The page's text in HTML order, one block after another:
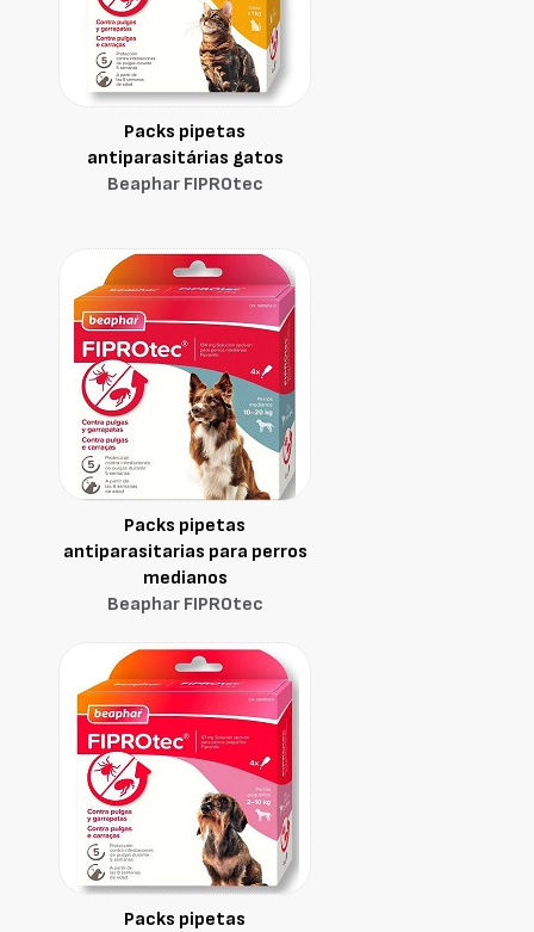
Packs pipetas
antiparasitárias gatos
Beaphar FIPROtec
Packs pipetas
antiparasitarias para perros
medianos
Beaphar FIPROtec
Packs pipetas